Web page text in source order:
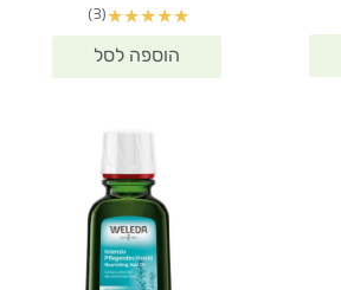
★
★
★
★
★
(3)